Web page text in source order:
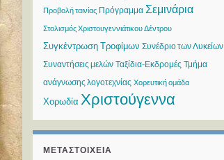
Προβολή ταινίας Πρόγραμμα Σεμινάρια
Στολισμός Χριστουγεννιάτικου Δέντρου
Συγκέντρωση Τροφίμων Συνέδριο των Λυκείων
Συναντήσεις μελών Ταξίδια-Εκδρομές Τμήμα
ανάγνωσης λογοτεχνίας Χορευτική ομάδα
Χορωδία Χριστούγεννα
ΜΕΤΑΣΤΟΙΧΕΊΑ